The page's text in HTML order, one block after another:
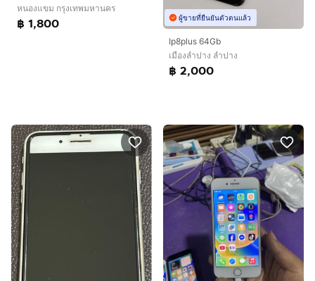
หนองแขม กรุงเทพมหานคร
฿ 1,800 ผู้ขายที่ยืนยันตัวตนแล้ว
Ip8plus 64Gb
เมืองลำปาง ลำปาง
฿ 2,000